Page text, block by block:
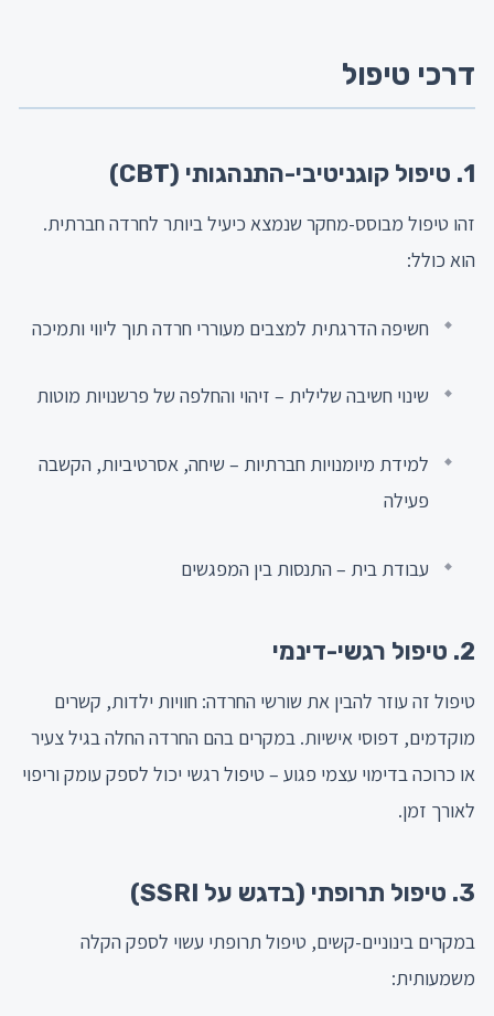
דרכי טיפול
1. טיפול קוגניטיבי-התנהגותי (CBT)
זהו טיפול מבוסס-מחקר שנמצא כיעיל ביותר לחרדה חברתית.
הוא כולל:
חשיפה הדרגתית למצבים מעוררי חרדה תוך ליווי ותמיכה
שינוי חשיבה שלילית – זיהוי והחלפה של פרשנויות מוטות
למידת מיומנויות חברתיות – שיחה, אסרטיביות, הקשבה
פעילה
עבודת בית – התנסות בין המפגשים
2. טיפול רגשי-דינמי
טיפול זה עוזר להבין את שורשי החרדה: חוויות ילדות, קשרים
מוקדמים, דפוסי אישיות. במקרים בהם החרדה החלה בגיל צעיר
או כרוכה בדימוי עצמי פגוע – טיפול רגשי יכול לספק עומק וריפוי
לאורך זמן.
3. טיפול תרופתי (בדגש על SSRI)
במקרים בינוניים-קשים, טיפול תרופתי עשוי לספק הקלה
משמעותית: